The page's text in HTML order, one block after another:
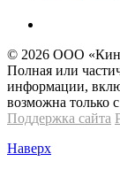
© 2026 OOО
Полная или
информации,
возможна только
Поддержка сайта
Наверх